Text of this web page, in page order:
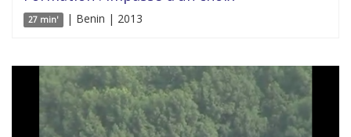
27 min' | Benin | 2013